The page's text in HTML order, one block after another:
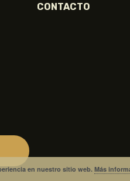
CONTACTO
en nuestro sitio web. Más